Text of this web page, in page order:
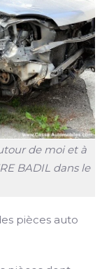
de moi et à
BADIL dans le
pièces auto